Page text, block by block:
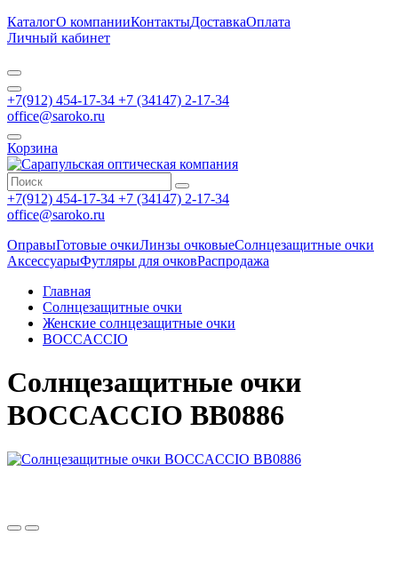
КаталогО компанииКонтактыДоставкаОплата
Личный кабинет
+7(912) 454-17-34 +7 (34147) 2-17-34
office@saroko.ru
Корзина
+7(912) 454-17-34 +7 (34147) 2-17-34
office@saroko.ru
ОправыГотовые очкиЛинзы очковыеСолнцезащитные очки
АксессуарыФутляры для очковРаспродажа
Главная
Солнцезащитные очки
Женские солнцезащитные очки
BOCCACCIO
Солнцезащитные очки
BOCCACCIO BB0886